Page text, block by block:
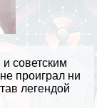
советским
проиграл ни
легендой